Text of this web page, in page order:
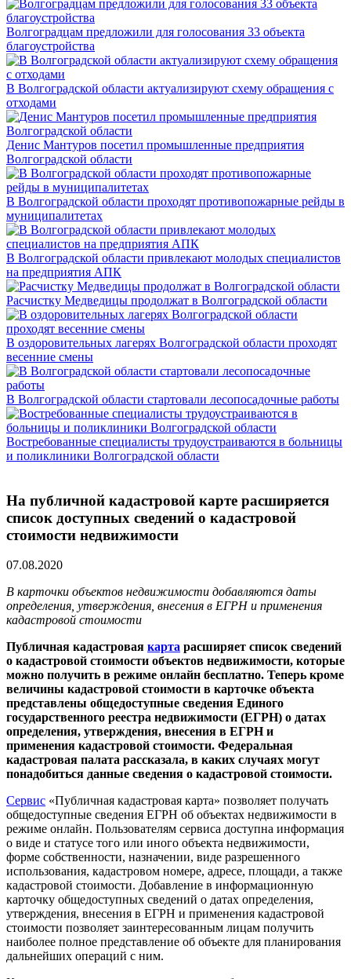
Волгоградцам предложили для голосования 33 объекта
благоустройства
В Волгоградской области актуализируют схему обращения с
отходами
Денис Мантуров посетил промышленные предприятия
Волгоградской области
В Волгоградской области проходят противопожарные рейды в
муниципалитетах
В Волгоградской области привлекают молодых специалистов
на предприятия АПК
Расчистку Медведицы продолжат в Волгоградской области
В оздоровительных лагерях Волгоградской области проходят
весенние смены
В Волгоградской области стартовали лесопосадочные работы
Востребованные специалисты трудоустраиваются в больницы
и поликлиники Волгоградской области
На публичной кадастровой карте расширяется
список доступных сведений о кадастровой
стоимости недвижимости
07.08.2020
В карточки объектов недвижимости добавляются даты
определения, утверждения, внесения в ЕГРН и применения
кадастровой стоимости
Публичная кадастровая карта расширяет список сведений
о кадастровой стоимости объектов недвижимости, которые
можно получить в режиме онлайн бесплатно. Теперь кроме
величины кадастровой стоимости в карточке объекта
представлены общедоступные сведения Единого
государственного реестра недвижимости (ЕГРН) о датах
определения, утверждения, внесения в ЕГРН и
применения кадастровой стоимости. Федеральная
кадастровая палата рассказала, в каких случаях могут
понадобиться данные сведения о кадастровой стоимости.
Сервис «Публичная кадастровая карта» позволяет получать
общедоступные сведения ЕГРН об объектах недвижимости в
режиме онлайн. Пользователям сервиса доступна информация
о виде и статусе того или иного объекта недвижимости,
форме собственности, назначении, виде разрешенного
использования, кадастровом номере, адресе, площади, а также
кадастровой стоимости. Добавление в информационную
карточку общедоступных сведений о датах определения,
утверждения, внесения в ЕГРН и применения кадастровой
стоимости позволяет заинтересованным лицам получить
наиболее полное представление об объекте для планирования
дальнейших операций с ним.